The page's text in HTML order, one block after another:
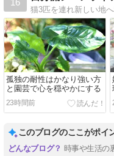
孤独の耐性はかなり強い方
と園芸で心を穏やかにする
23時間前
このブログのここがポイ
時事や生活の